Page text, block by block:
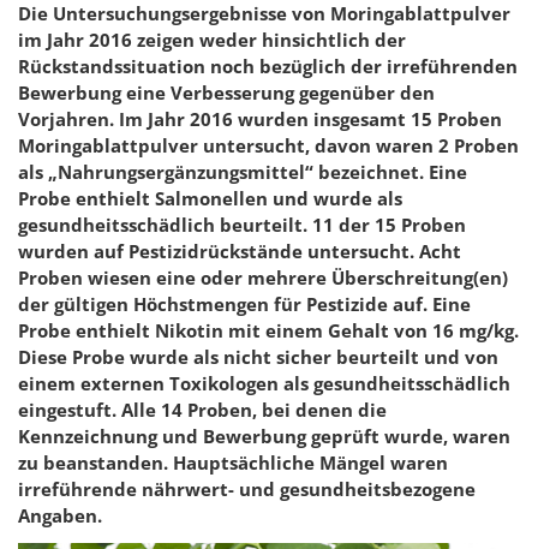
Die Untersuchungsergebnisse von Moringablattpulver
im Jahr 2016 zeigen weder hinsichtlich der
Rückstandssituation noch bezüglich der irreführenden
Bewerbung eine Verbesserung gegenüber den
Vorjahren. Im Jahr 2016 wurden insgesamt 15 Proben
Moringablattpulver untersucht, davon waren 2 Proben
als „Nahrungsergänzungsmittel“ bezeichnet. Eine
Probe enthielt Salmonellen und wurde als
gesundheitsschädlich beurteilt. 11 der 15 Proben
wurden auf Pestizidrückstände untersucht. Acht
Proben wiesen eine oder mehrere Überschreitung(en)
der gültigen Höchstmengen für Pestizide auf. Eine
Probe enthielt Nikotin mit einem Gehalt von 16 mg/kg.
Diese Probe wurde als nicht sicher beurteilt und von
einem externen Toxikologen als gesundheitsschädlich
eingestuft. Alle 14 Proben, bei denen die
Kennzeichnung und Bewerbung geprüft wurde, waren
zu beanstanden. Hauptsächliche Mängel waren
irreführende nährwert- und gesundheitsbezogene
Angaben.